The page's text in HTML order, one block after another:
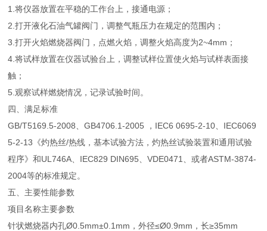
1.将仪器放置在平稳的工作台上，接通电源；
2.打开液化石油气罐阀门，调整气瓶压力在规定的范围内；
3.打开火焰燃烧器阀门，点燃火焰，调整火焰高度为2~4mm；
4.将试样放置在仪器试验台上，调整试样位置使火焰与试样表面接
触；
5.观察试样燃烧情况，记录试验时间。
四、满足标准
GB/T5169.5-2008、GB4706.1-2005 ，IEC6 0695-2-10、IEC6069
5-2-13《灼热丝/热线，基本试验方法，灼热丝试验装置和通用试验
程序》和UL746A、IEC829 DIN695、VDE0471、或者ASTM-3874-
2004等的标准规定。
五、主要性能参数
项目名称主要参数
针状燃烧器内孔Ø0.5mm±0.1mm，外径≤Ø0.9mm，长≥35mm